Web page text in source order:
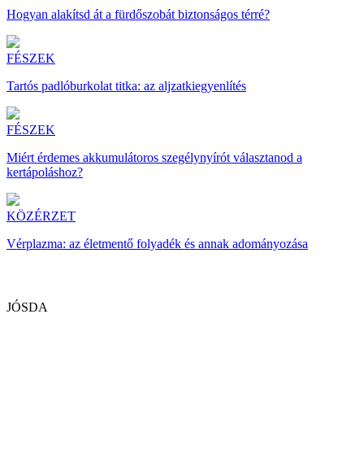
Hogyan alakítsd át a fürdőszobát biztonságos térré?
FÉSZEK
Tartós padlóburkolat titka: az aljzatkiegyenlítés
FÉSZEK
Miért érdemes akkumulátoros szegélynyírót választanod a
kertápoláshoz?
KÖZÉRZET
Vérplazma: az életmentő folyadék és annak adományozása
JÓSDA